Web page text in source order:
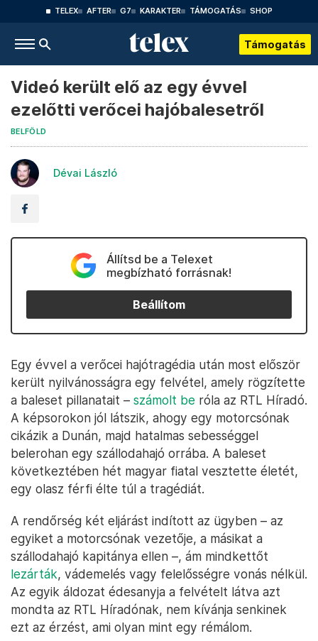
TELEX AFTER G7 KARAKTER TÁMOGATÁS SHOP
Támogatás
Videó került elő az egy évvel
ezelőtti verőcei hajóbalesetről
BELFÖLD
Dévai László
Állítsd be a Telexet
megbízható forrásnak!
Beállítom
Egy évvel a verőcei hajótragédia után most először
került nyilvánosságra egy felvétel, amely rögzítette
a baleset pillanatait – számolt be róla az RTL Híradó.
A képsorokon jól látszik, ahogy egy motorcsónak
cikázik a Dunán, majd hatalmas sebességgel
belerohan egy szállodahajó orrába. A baleset
következtében hét magyar fiatal vesztette életét,
egy olasz férfi élte túl a tragédiát.
A rendőrség két eljárást indított az ügyben – az
egyiket a motorcsónak vezetője, a másikat a
szállodahajó kapitánya ellen –, ám mindkettőt
lezárták, vádemelés vagy felelősségre vonás nélkül.
Az egyik áldozat édesanyja a felvételt látva azt
mondta az RTL Híradónak, nem kívánja senkinek
ezt az érzést, ami olyan mint egy rémálom.